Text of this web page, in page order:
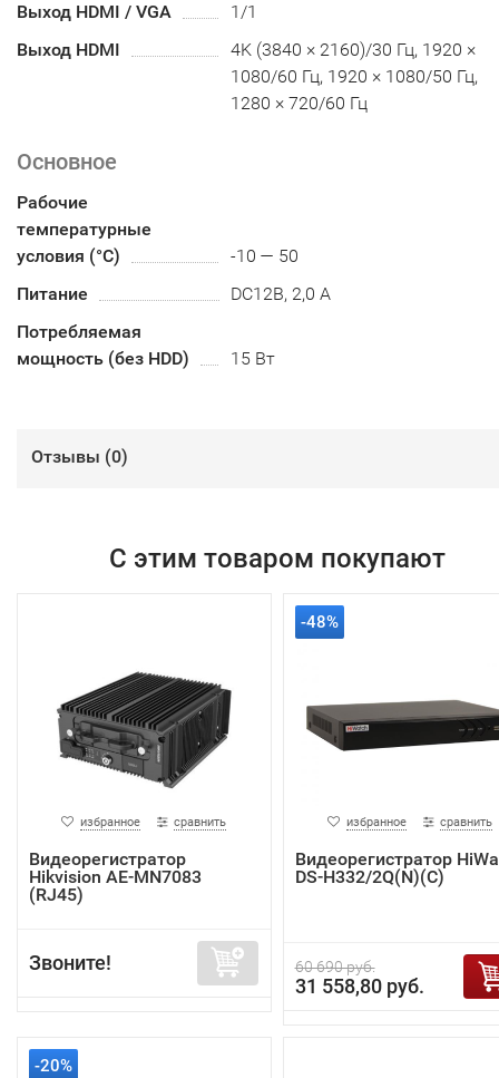
Выход HDMI / VGA
1/1
Выход HDMI
4K (3840 × 2160)/30 Гц, 1920 ×
1080/60 Гц, 1920 × 1080/50 Гц,
1280 × 720/60 Гц
Основное
Рабочие
температурные
условия (°С)
-10 — 50
Питание
DC12В, 2,0 А
Потребляемая
мощность (без HDD)
15 Вт
Отзывы (0)
С этим товаром покупают
избранное сравнить
Видеорегистратор
Hikvision AE-MN7083
(RJ45)
Звоните!
-48%
избранное сравнить
Видеорегистратор
DS-H332/2Q(N)(C)
60 690 руб.
31 558,80 руб.
-20%